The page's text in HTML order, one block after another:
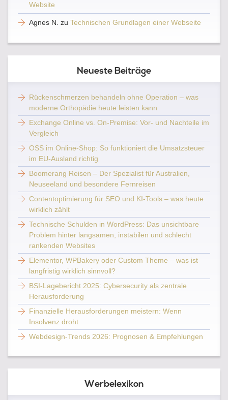
Website
Agnes N. zu Technischen Grundlagen einer Webseite
Neueste Beiträge
Rückenschmerzen behandeln ohne Operation – was
moderne Orthopädie heute leisten kann
Exchange Online vs. On-Premise: Vor- und Nachteile im
Vergleich
OSS im Online-Shop: So funktioniert die Umsatzsteuer
im EU-Ausland richtig
Boomerang Reisen – Der Spezialist für Australien,
Neuseeland und besondere Fernreisen
Contentoptimierung für SEO und KI-Tools – was heute
wirklich zählt
Technische Schulden in WordPress: Das unsichtbare
Problem hinter langsamen, instabilen und schlecht
rankenden Websites
Elementor, WPBakery oder Custom Theme – was ist
langfristig wirklich sinnvoll?
BSI-Lagebericht 2025: Cybersecurity als zentrale
Herausforderung
Finanzielle Herausforderungen meistern: Wenn
Insolvenz droht
Webdesign-Trends 2026: Prognosen & Empfehlungen
Werbelexikon